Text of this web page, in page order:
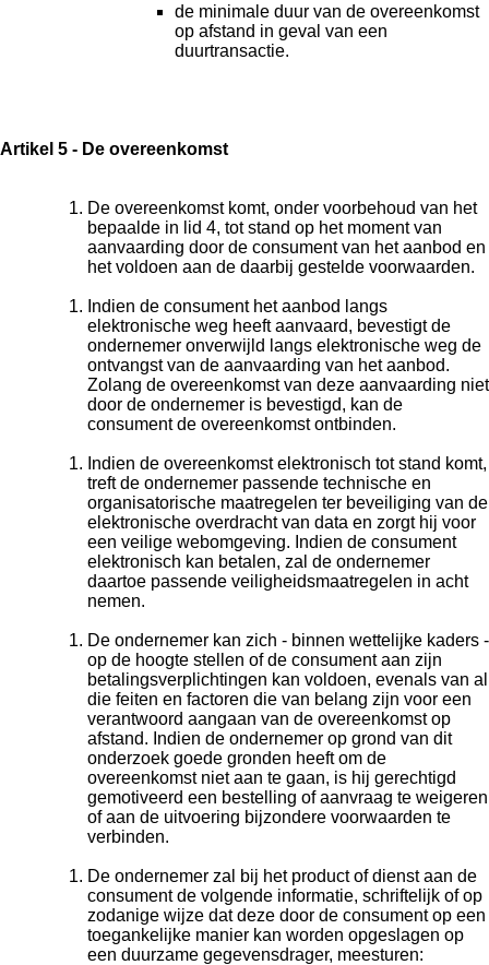
de minimale duur van de overeenkomst
op afstand in geval van een
duurtransactie.
Artikel 5 - De overeenkomst
De overeenkomst komt, onder voorbehoud van het
bepaalde in lid 4, tot stand op het moment van
aanvaarding door de consument van het aanbod en
het voldoen aan de daarbij gestelde voorwaarden.
Indien de consument het aanbod langs
elektronische weg heeft aanvaard, bevestigt de
ondernemer onverwijld langs elektronische weg de
ontvangst van de aanvaarding van het aanbod.
Zolang de overeenkomst van deze aanvaarding niet
door de ondernemer is bevestigd, kan de
consument de overeenkomst ontbinden.
Indien de overeenkomst elektronisch tot stand komt,
treft de ondernemer passende technische en
organisatorische maatregelen ter beveiliging van de
elektronische overdracht van data en zorgt hij voor
een veilige webomgeving. Indien de consument
elektronisch kan betalen, zal de ondernemer
daartoe passende veiligheidsmaatregelen in acht
nemen.
De ondernemer kan zich - binnen wettelijke kaders -
op de hoogte stellen of de consument aan zijn
betalingsverplichtingen kan voldoen, evenals van al
die feiten en factoren die van belang zijn voor een
verantwoord aangaan van de overeenkomst op
afstand. Indien de ondernemer op grond van dit
onderzoek goede gronden heeft om de
overeenkomst niet aan te gaan, is hij gerechtigd
gemotiveerd een bestelling of aanvraag te weigeren
of aan de uitvoering bijzondere voorwaarden te
verbinden.
De ondernemer zal bij het product of dienst aan de
consument de volgende informatie, schriftelijk of op
zodanige wijze dat deze door de consument op een
toegankelijke manier kan worden opgeslagen op
een duurzame gegevensdrager, meesturen: